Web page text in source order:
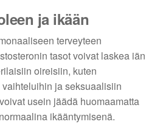
ja ikään
terveyteen
tasot voivat laskea iän
oireisiin, kuten
ja seksuaalisiin
usein jäädä huomaamatta
ikääntymisenä.